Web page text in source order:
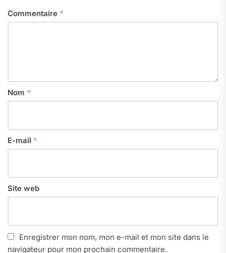
Commentaire *
Nom *
E-mail *
Site web
Enregistrer mon nom, mon e-mail et mon site dans le
navigateur pour mon prochain commentaire.